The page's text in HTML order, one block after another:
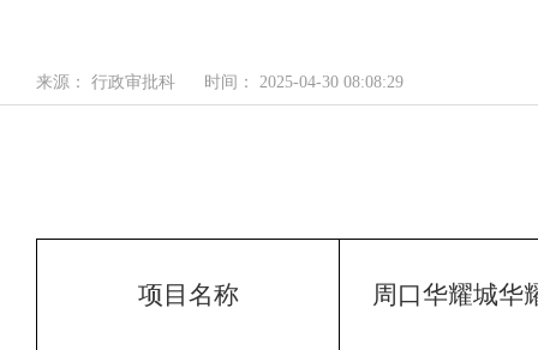
来源： 行政审批科 时间： 2025-04-30 08:08:29
项目名称 周口华耀城华